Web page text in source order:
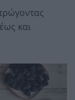
και